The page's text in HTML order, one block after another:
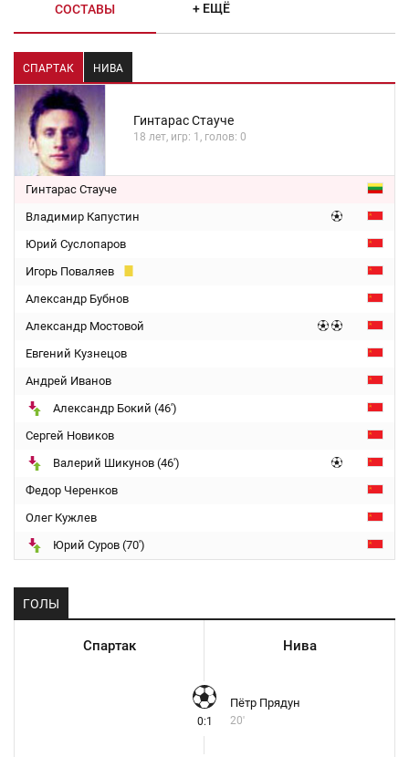
СОСТАВЫ + ЕЩЁ
СПАРТАК НИВА
Гинтарас Стауче
18 лет, игр: 1, голов: 0
Гинтарас Стауче
Владимир Капустин
Юрий Суслопаров
Игорь Поваляев
Александр Бубнов
Александр Мостовой
Евгений Кузнецов
Андрей Иванов
Александр Бокий (46')
Сергей Новиков
Валерий Шикунов (46')
Федор Черенков
Олег Кужлев
Юрий Суров (70')
ГОЛЫ
Спартак Нива
0:1
Пётр Прядун
20'